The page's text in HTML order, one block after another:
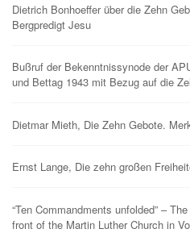
Dietrich Bonhoeffer über die Zehn
Bergpredigt Jesu
Bußruf der Bekenntnissynode der
und Bettag 1943 mit Bezug auf die
Dietmar Mieth, Die Zehn Gebote.
Ernst Lange, Die zehn großen
“Ten Commandments unfolded” –
front of the Martin Luther Church in